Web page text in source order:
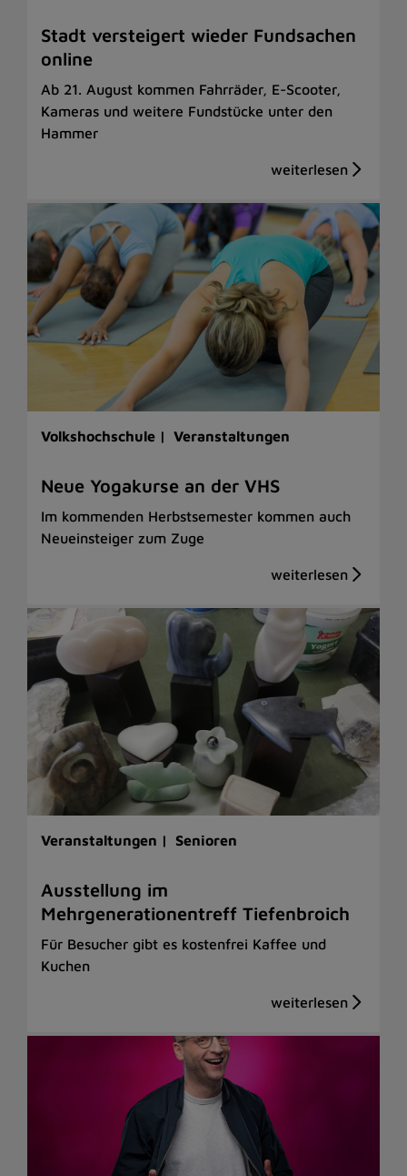
Stadt versteigert wieder Fundsachen
online
Ab 21. August kommen Fahrräder, E-Scooter,
Kameras und weitere Fundstücke unter den
Hammer
Volkshochschule | Veranstaltungen
Neue Yogakurse an der VHS
Im kommenden Herbstsemester kommen auch
Neueinsteiger zum Zuge
Veranstaltungen | Senioren
Ausstellung im
Mehrgenerationentreff Tiefenbroich
Für Besucher gibt es kostenfrei Kaffee und
Kuchen